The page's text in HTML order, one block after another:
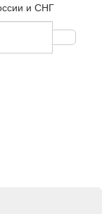
и СНГ